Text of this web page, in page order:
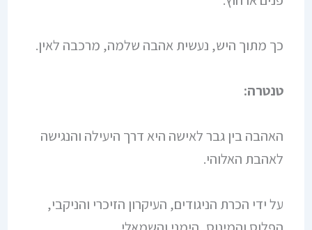
כך מתוך היש, נעשית אהבה שלמה, מרכבה לאין.
טנטרה:
האהבה בין גבר לאישה היא דרך היעילה והנגישה
לאהבת האלוהי.
על ידי הכרת הניגודים, העיקרון הזיכרי והניקבי,